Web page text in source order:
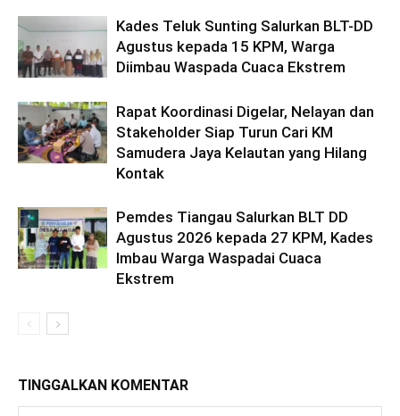
Kades Teluk Sunting Salurkan BLT-DD
Agustus kepada 15 KPM, Warga
Diimbau Waspada Cuaca Ekstrem
Rapat Koordinasi Digelar, Nelayan dan
Stakeholder Siap Turun Cari KM
Samudera Jaya Kelautan yang Hilang
Kontak
Pemdes Tiangau Salurkan BLT DD
Agustus 2026 kepada 27 KPM, Kades
Imbau Warga Waspadai Cuaca
Ekstrem
TINGGALKAN KOMENTAR